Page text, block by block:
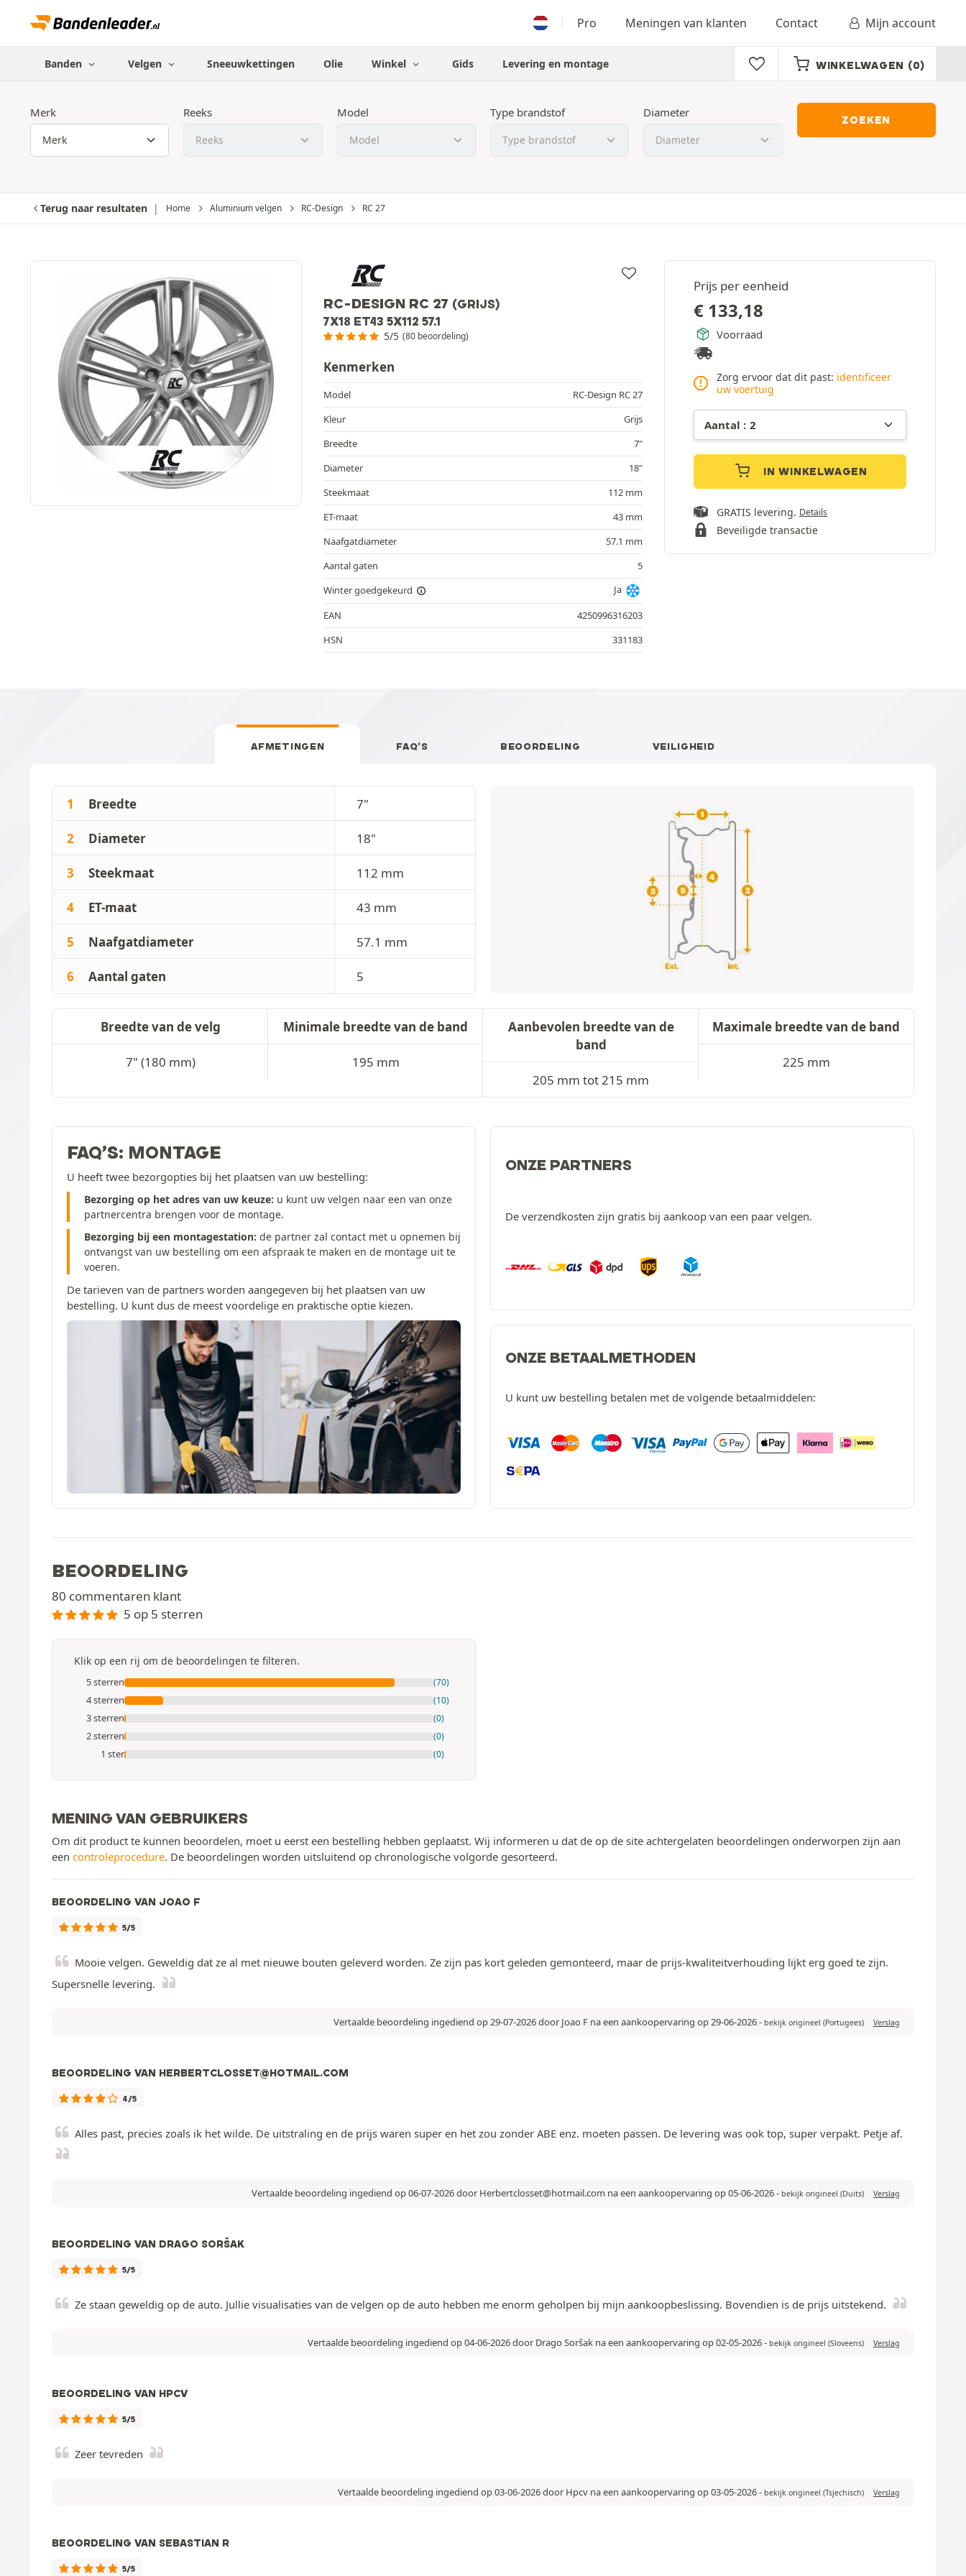
Pro Meningen van klanten Contact Mijn account
Banden Velgen Sneeuwkettingen Olie Winkel Gids Levering en montage WINKELWAGEN (0)
Merk Reeks Model Type brandstof Diameter
ZOEKEN
Terug naar resultaten Home Aluminium velgen RC-Design RC 27
RC-DESIGN RC 27 (GRIJS)
7X18 ET43 5X112 57.1
5/5 (80 beoordeling)
Prijs per eenheid
€ 133,18
Voorraad
Zorg ervoor dat dit past: identificeer
uw voertuig
IN WINKELWAGEN
GRATIS levering. Details
Beveiligde transactie
Kenmerken
Model
RC-Design RC 27
Kleur
Grijs
Breedte
7"
Diameter
18"
Steekmaat
112 mm
ET-maat
43 mm
Naafgatdiameter
57.1 mm
Aantal gaten
5
Winter goedgekeurd
Ja
EAN
4250996316203
HSN
331183
AFMETINGEN FAQ’S BEOORDELING VEILIGHEID
1 Breedte 7"
2 Diameter 18"
3 Steekmaat 112 mm
4 ET-maat 43 mm
5 Naafgatdiameter 57.1 mm
6 Aantal gaten 5
Breedte van de velg
7" (180 mm)
Minimale breedte van de band
195 mm
Aanbevolen breedte van de
band
205 mm tot 215 mm
Maximale breedte van de band
225 mm
FAQ’S: MONTAGE
U heeft twee bezorgopties bij het plaatsen van uw bestelling:
Bezorging op het adres van uw keuze: u kunt uw velgen naar een van onze
partnercentra brengen voor de montage.
Bezorging bij een montagestation: de partner zal contact met u opnemen bij
ontvangst van uw bestelling om een afspraak te maken en de montage uit te
voeren.
De tarieven van de partners worden aangegeven bij het plaatsen van uw
bestelling. U kunt dus de meest voordelige en praktische optie kiezen.
ONZE PARTNERS
De verzendkosten zijn gratis bij aankoop van een paar velgen.
ONZE BETAALMETHODEN
U kunt uw bestelling betalen met de volgende betaalmiddelen:
BEOORDELING
80 commentaren klant
5 op 5 sterren
Klik op een rij om de beoordelingen te filteren.
5 sterren (70)
4 sterren (10)
3 sterren (0)
2 sterren (0)
1 ster (0)
MENING VAN GEBRUIKERS
Om dit product te kunnen beoordelen, moet u eerst een bestelling hebben geplaatst. Wij informeren u dat de op de site achtergelaten beoordelingen onderworpen zijn aan
een controleprocedure. De beoordelingen worden uitsluitend op chronologische volgorde gesorteerd.
BEOORDELING VAN JOAO F
5/5
Mooie velgen. Geweldig dat ze al met nieuwe bouten geleverd worden. Ze zijn pas kort geleden gemonteerd, maar de prijs-kwaliteitverhouding lijkt erg goed te zijn.
Supersnelle levering.
Vertaalde beoordeling ingediend op 29-07-2026 door Joao F na een aankoopervaring op 29-06-2026- bekijk origineel (Portugees) Verslag
BEOORDELING VAN HERBERTCLOSSET@HOTMAIL.COM
4/5
Alles past, precies zoals ik het wilde. De uitstraling en de prijs waren super en het zou zonder ABE enz. moeten passen. De levering was ook top, super verpakt. Petje af.
Vertaalde beoordeling ingediend op 06-07-2026 door Herbertclosset@hotmail.com na een aankoopervaring op 05-06-2026- bekijk origineel (Duits) Verslag
BEOORDELING VAN DRAGO SORŠAK
5/5
Ze staan geweldig op de auto. Jullie visualisaties van de velgen op de auto hebben me enorm geholpen bij mijn aankoopbeslissing. Bovendien is de prijs uitstekend.
Vertaalde beoordeling ingediend op 04-06-2026 door Drago Soršak na een aankoopervaring op 02-05-2026- bekijk origineel (Sloveens) Verslag
BEOORDELING VAN HPCV
5/5
Zeer tevreden
Vertaalde beoordeling ingediend op 03-06-2026 door Hpcv na een aankoopervaring op 03-05-2026- bekijk origineel (Tsjechisch) Verslag
BEOORDELING VAN SEBASTIAN R
5/5